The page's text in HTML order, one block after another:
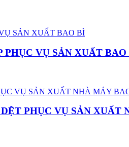
PHỤC VỤ SẢN XUẤT BAO
PHỤC VỤ SẢN XUẤT